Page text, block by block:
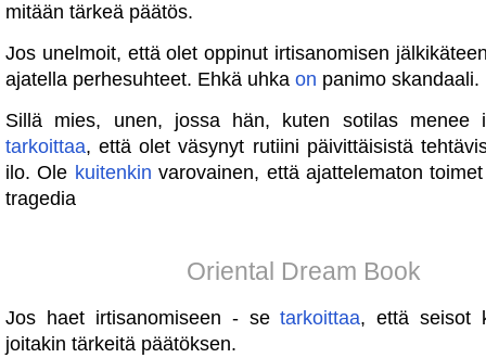
mitään tärkeä päätös.
Jos unelmoit, että olet oppinut irtisanomisen
ajatella perhesuhteet. Ehkä uhka on panimo skandaali.
Sillä mies, unen, jossa hän, kuten sotilas menee
tarkoittaa, että olet väsynyt rutiini päivittäisistä
ilo. Ole kuitenkin varovainen, että ajattelematon
tragedia
Oriental Dream Book
Jos haet irtisanomiseen - setarkoittaa, että seisot
joitakin tärkeitä päätöksen.